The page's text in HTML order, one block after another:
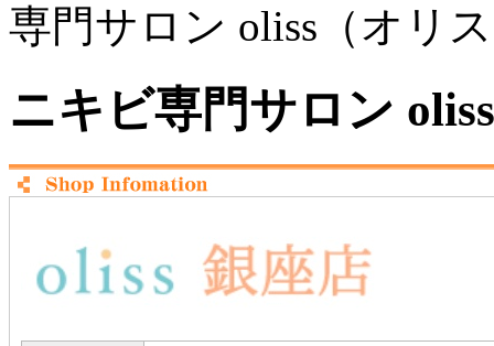
専門サロン oliss（オリ
ニキビ専門サロン